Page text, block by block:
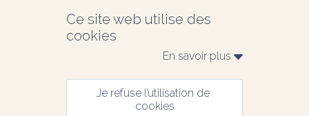
Ce site web utilise des
cookies
En savoir plus
Je refuse l’utilisation de
cookies